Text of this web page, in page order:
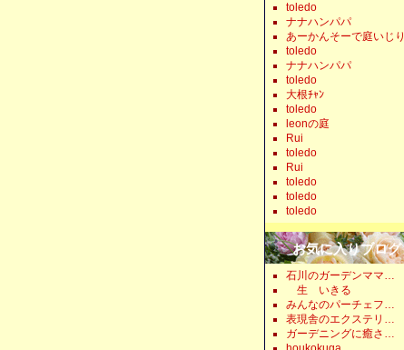
toledo
ナナハンパパ
あーかんそーで庭いじり
toledo
ナナハンパパ
toledo
大根ﾁｬﾝ
toledo
leonの庭
Rui
toledo
Rui
toledo
toledo
toledo
お気に入りブログ
石川のガーデンママ…
生 いきる
みんなのパーチェフ…
表現舎のエクステリ…
ガーデニングに癒さ…